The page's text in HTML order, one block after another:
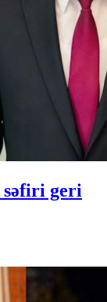
səfiri geri